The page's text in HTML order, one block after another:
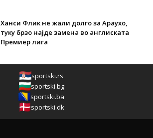
Ханси Флик не жали долго за Араухо,
туку брзо најде замена во англиската
Премиер лига
sportski.rs
sportski.bg
sportski.ba
sportski.dk